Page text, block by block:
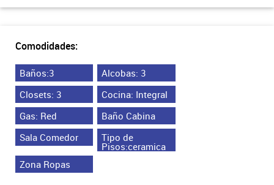
Comodidades:
Baños:3
Alcobas: 3
Closets: 3
Cocina: Integral
Gas: Red
Baño Cabina
Sala Comedor
Tipo de
Pisos:ceramica
Zona Ropas